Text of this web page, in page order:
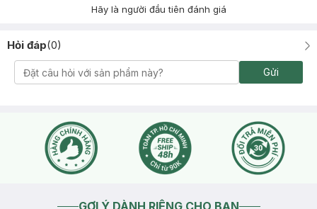
Hãy là người đầu tiên đánh giá
Hỏi đáp(0)
Gửi
GỢI Ý DÀNH RIÊNG CHO BẠN